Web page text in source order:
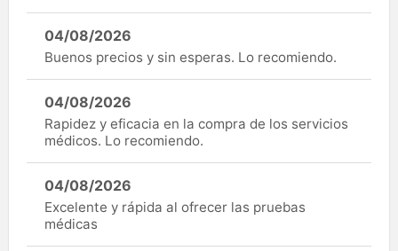
04/08/2026
Buenos precios y sin esperas. Lo recomiendo.
04/08/2026
Rapidez y eficacia en la compra de los servicios
médicos. Lo recomiendo.
04/08/2026
Excelente y rápida al ofrecer las pruebas
médicas